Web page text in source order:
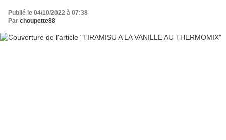
Publié le 04/10/2022 à 07:38
Par choupette88